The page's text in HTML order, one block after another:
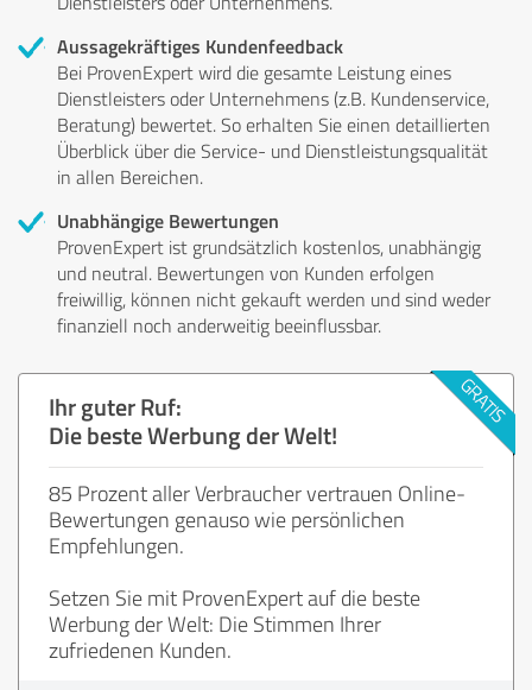
Aussagekräftiges Kundenfeedback
Bei ProvenExpert wird die gesamte Leistung eines
Dienstleisters oder Unternehmens (z.B. Kundenservice,
Beratung) bewertet. So erhalten Sie einen detaillierten
Überblick über die Service- und Dienstleistungsqualität
in allen Bereichen.
Unabhängige Bewertungen
ProvenExpert ist grundsätzlich kostenlos, unabhängig
und neutral. Bewertungen von Kunden erfolgen
freiwillig, können nicht gekauft werden und sind weder
finanziell noch anderweitig beeinflussbar.
Ihr guter Ruf:
Die beste Werbung der Welt!
85 Prozent aller Verbraucher vertrauen Online-
Bewertungen genauso wie persönlichen
Empfehlungen.
Setzen Sie mit ProvenExpert auf die beste
Werbung der Welt: Die Stimmen Ihrer
zufriedenen Kunden.